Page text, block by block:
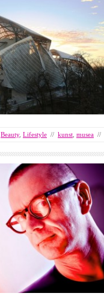
Beauty, Lifestyle // kunst musea //